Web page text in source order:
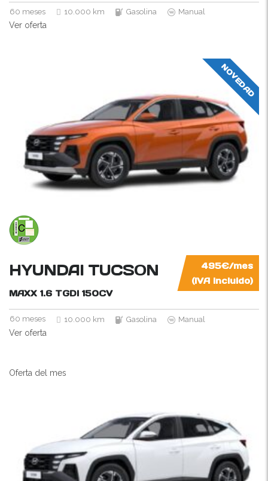
60 meses 10.000 km Gasolina Manual
Ver oferta
NOVEDAD
495€/mes
(IVA incluido)
HYUNDAI TUCSON
MAXX 1.6 TGDI 150CV
60 meses 10.000 km Gasolina Manual
Ver oferta
Oferta del mes